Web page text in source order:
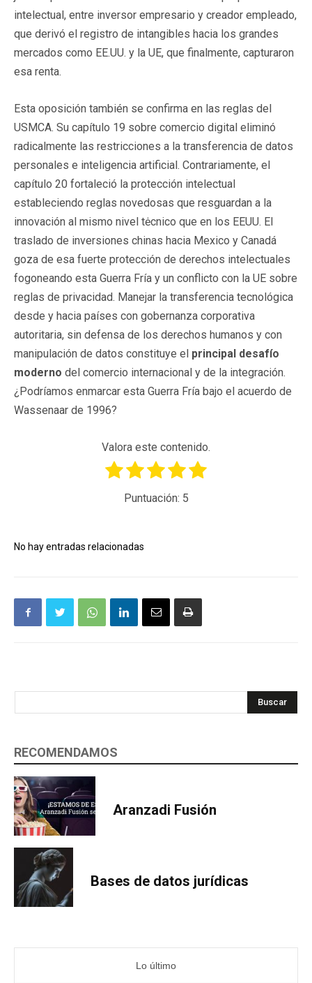
intelectual, entre inversor empresario y creador empleado,
que derivó el registro de intangibles hacia los grandes
mercados como EE.UU. y la UE, que finalmente, capturaron
esa renta.
Esta oposición también se confirma en las reglas del
USMCA. Su capítulo 19 sobre comercio digital eliminó
radicalmente las restricciones a la transferencia de datos
personales e inteligencia artificial. Contrariamente, el
capítulo 20 fortaleció la protección intelectual
estableciendo reglas novedosas que resguardan a la
innovación al mismo nivel tėcnico que en los EEUU. El
traslado de inversiones chinas hacia Mexico y Canadá
goza de esa fuerte protección de derechos intelectuales
fogoneando esta Guerra Fría y un conflicto con la UE sobre
reglas de privacidad. Manejar la transferencia tecnológica
desde y hacia países con gobernanza corporativa
autoritaria, sin defensa de los derechos humanos y con
manipulación de datos constituye el principal desafío
moderno del comercio internacional y de la integración.
¿Podríamos enmarcar esta Guerra Fría bajo el acuerdo de
Wassenaar de 1996?
Valora este contenido.
Puntuación: 5
No hay entradas relacionadas
Buscar
RECOMENDAMOS
Aranzadi Fusión
Bases de datos jurídicas
Lo último